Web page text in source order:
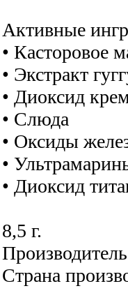
Активные
• Касторовое
• Экстракт
• Диоксид
• Слюда
• Оксиды
•
• Диоксид
8,5 г.
Страна